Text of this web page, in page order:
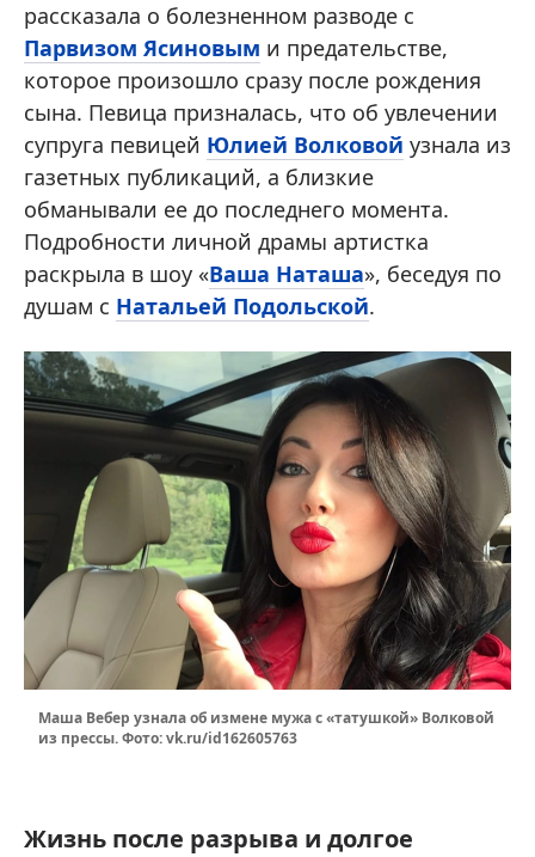
рассказала о болезненном разводе с
Парвизом Ясиновым и предательстве,
которое произошло сразу после рождения
сына. Певица призналась, что об увлечении
супруга певицей Юлией Волковой узнала из
газетных публикаций, а близкие
обманывали ее до последнего момента.
Подробности личной драмы артистка
раскрыла в шоу «Ваша Наташа», беседуя по
душам с Натальей Подольской.
Маша Вебер узнала об измене мужа с «татушкой» Волковой
из прессы. Фото: vk.ru/id162605763
Жизнь после разрыва и долгое